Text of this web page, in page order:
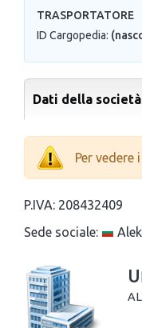
TRASPORTATORE
ID Cargopedia:
Dati della società
Per
P.IVA: 208432409
Sede sociale: